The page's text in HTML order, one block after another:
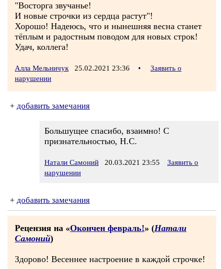
"Восторга звучанье!
И новые строчки из сердца растут"!
Хорошо! Надеюсь, что и нынешняя весна станет
тёплым и радостным поводом для новых строк!
Удач, коллега!
Алла Мельничук 25.02.2021 23:36 •
Заявить о
нарушении
+ добавить замечания
Большущее спасибо, взаимно! С
признательностью, Н.С.
Натали Самоний 20.03.2021 23:55
Заявить о
нарушении
+ добавить замечания
Рецензия на «Окончен февраль!» (Натали
Самоний)
Здорово! Весеннее настроение в каждой строчке!